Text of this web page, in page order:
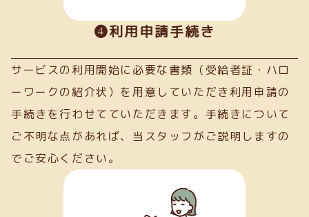
➍利用申請手続き
サービスの利用開始に必要な書類（受給者証・ハロ
ーワークの紹介状）を用意していただき利用申請の
手続きを行わせてていただきます。手続きについて
ご不明な点があれば、当スタッフがご説明しますの
でご安心ください。